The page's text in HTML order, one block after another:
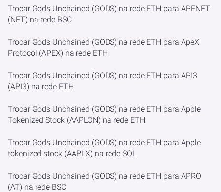
Trocar Gods Unchained (GODS) na rede ETH para APENFT
(NFT) na rede BSC
Trocar Gods Unchained (GODS) na rede ETH para ApeX
Protocol (APEX) na rede ETH
Trocar Gods Unchained (GODS) na rede ETH para API3
(API3) na rede ETH
Trocar Gods Unchained (GODS) na rede ETH para Apple
Tokenized Stock (AAPLON) na rede ETH
Trocar Gods Unchained (GODS) na rede ETH para Apple
tokenized stock (AAPLX) na rede SOL
Trocar Gods Unchained (GODS) na rede ETH para APRO
(AT) na rede BSC